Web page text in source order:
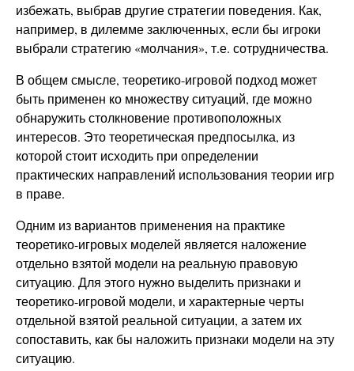
избежать, выбрав другие стратегии поведения. Как,
например, в дилемме заключенных, если бы игроки
выбрали стратегию «молчания», т.е. сотрудничества.
В общем смысле, теоретико-игровой подход может
быть применен ко множеству ситуаций, где можно
обнаружить столкновение противоположных
интересов. Это теоретическая предпосылка, из
которой стоит исходить при определении
практических направлений использования теории игр
в праве.
Одним из вариантов применения на практике
теоретико-игровых моделей является наложение
отдельно взятой модели на реальную правовую
ситуацию. Для этого нужно выделить признаки и
теоретико-игровой модели, и характерные черты
отдельной взятой реальной ситуации, а затем их
сопоставить, как бы наложить признаки модели на эту
ситуацию.